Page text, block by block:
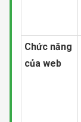
Chức năng
của web